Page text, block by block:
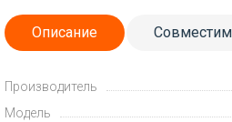
Описание
Производитель
Модель